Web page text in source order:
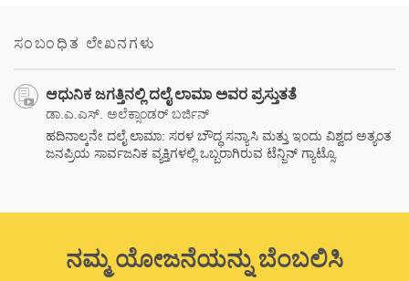
ಸಂಬಂಧಿತ ಲೇಖನಗಳು
ಆಧುನಿಕ ಜಗತ್ತಿನಲ್ಲಿ ದಲೈ ಲಾಮಾ ಅವರ ಪ್ರಸ್ತುತತೆ
ಡಾ.ಎ.ಎಸ್. ಅಲೆಕ್ಸಾಂಡರ್ ಬರ್ಜಿನ್
ಹದಿನಾಲ್ಕನೇ ದಲೈ ಲಾಮಾ: ಸರಳ ಬೌದ್ಧ ಸನ್ಯಾಸಿ ಮತ್ತು ಇಂದು ವಿಶ್ವದ ಅತ್ಯಂತ
ಜನಪ್ರಿಯ ಸಾರ್ವಜನಿಕ ವ್ಯಕ್ತಿಗಳಲ್ಲಿ ಒಬ್ಬರಾಗಿರುವ ಟೆನ್ಜಿನ್ ಗ್ಯಾಟ್ಸೊ.
ನಮ್ಮ ಯೋಜನೆಯನ್ನು ಬೆಂಬಲಿಸಿ